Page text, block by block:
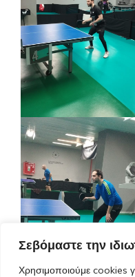
Σεβόμαστε την
Χρησιμοποιούμε cookies